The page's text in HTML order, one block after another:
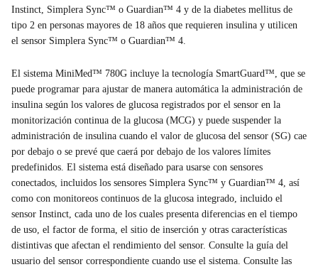
Instinct, Simplera Sync™ o Guardian™ 4 y de la diabetes mellitus de
tipo 2 en personas mayores de 18 años que requieren insulina y utilicen
el sensor Simplera Sync™ o Guardian™ 4.
El sistema MiniMed™ 780G incluye la tecnología SmartGuard™, que se
puede programar para ajustar de manera automática la administración de
insulina según los valores de glucosa registrados por el sensor en la
monitorización continua de la glucosa (MCG) y puede suspender la
administración de insulina cuando el valor de glucosa del sensor (SG) cae
por debajo o se prevé que caerá por debajo de los valores límites
predefinidos. El sistema está diseñado para usarse con sensores
conectados, incluidos los sensores Simplera Sync™ y Guardian™ 4, así
como con monitoreos continuos de la glucosa integrado, incluido el
sensor Instinct, cada uno de los cuales presenta diferencias en el tiempo
de uso, el factor de forma, el sitio de inserción y otras características
distintivas que afectan el rendimiento del sensor. Consulte la guía del
usuario del sensor correspondiente cuando use el sistema. Consulte las